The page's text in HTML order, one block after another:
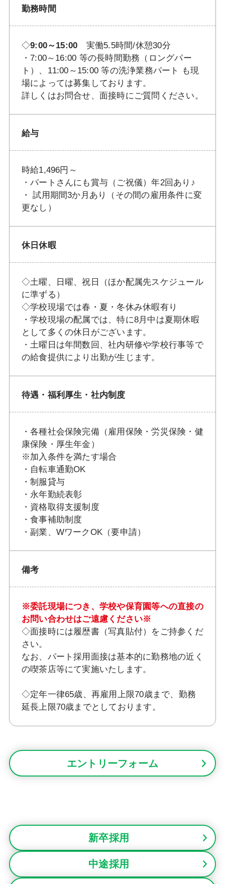
勤務時間
◇9:00～15:00 実働5.5時間/休憩30分
・7:00～16:00 等の長時間勤務（ロングパー
ト）、11:00～15:00 等の洗浄業務パート も現
場によっては募集しております。
詳しくはお問合せ、面接時にご質問ください。
給与
時給1,496円～
・パートさんにも賞与（ご祝儀）年2回あり♪
・ 試用期間3か月あり（その間の雇用条件に変
更なし）
休日休暇
◇土曜、日曜、祝日（ほか配属先スケジュール
に準ずる）
◇学校現場では春・夏・冬休み休暇有り
・学校現場の配属では、特に8月中は夏期休暇
として多くの休日がございます。
・土曜日は年間数回、社内研修や学校行事等で
の給食提供により出勤が生じます。
待遇・福利厚生・社内制度
・各種社会保険完備（雇用保険・労災保険・健
康保険・厚生年金）
※加入条件を満たす場合
・自転車通勤OK
・制服貸与
・永年勤続表彰
・資格取得支援制度
・食事補助制度
・副業、WワークOK（要申請）
備考
※委託現場につき、学校や保育園等への直接の
お問い合わせはご遠慮ください※
◇面接時には履歴書（写真貼付）をご持参くだ
さい。
なお、パート採用面接は基本的に勤務地の近く
の喫茶店等にて実施いたします。
◇定年一律65歳、再雇用上限70歳まで、勤務
延長上限70歳までとしております。
エントリーフォーム
新卒採用
中途採用